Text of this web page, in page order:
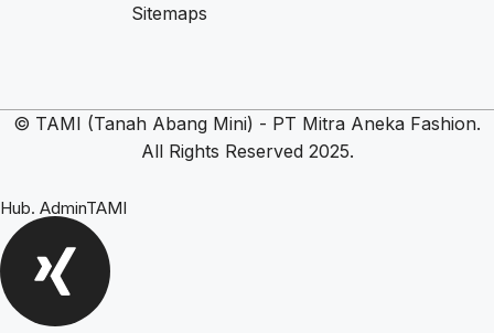
Sitemaps
© TAMI (Tanah Abang Mini) - PT Mitra Aneka Fashion.
All Rights Reserved 2025.
Hub. AdminTAMI